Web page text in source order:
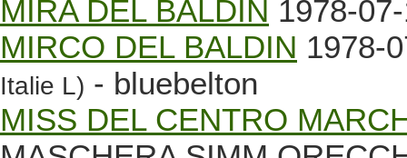
MIRA DEL BALDIN 1978-
MIRCO DEL BALDIN 1978-
Italie L) - bluebelton
MISS DEL CENTRO